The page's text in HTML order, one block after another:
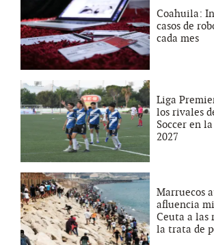
Coahuila:
casos de
cada mes
Liga
los rivales
Soccer en
2027
Marruecos
afluencia
Ceuta a las
la trata de